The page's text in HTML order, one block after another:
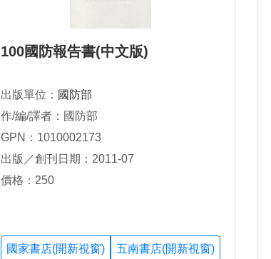
100國防報告書(中文版)
出版單位： 國防部
作/編/譯者：國防部
GPN：1010002173
出版／創刊日期：2011-07
價格：250
國家書店(開新視窗) 五南書店(開新視窗)